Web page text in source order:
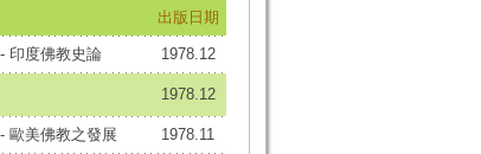
出版日期
印度佛教史論
1978.12
1978.12
歐美佛教之發展 1978.11